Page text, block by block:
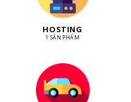
HOSTING
1 SẢN PHẨM